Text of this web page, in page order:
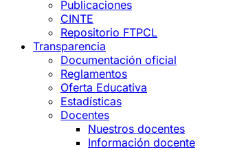
Publicaciones
CINTE
Repositorio FTPCL
Transparencia
Documentación oficial
Reglamentos
Oferta Educativa
Estadísticas
Docentes
Nuestros docentes
Información docente